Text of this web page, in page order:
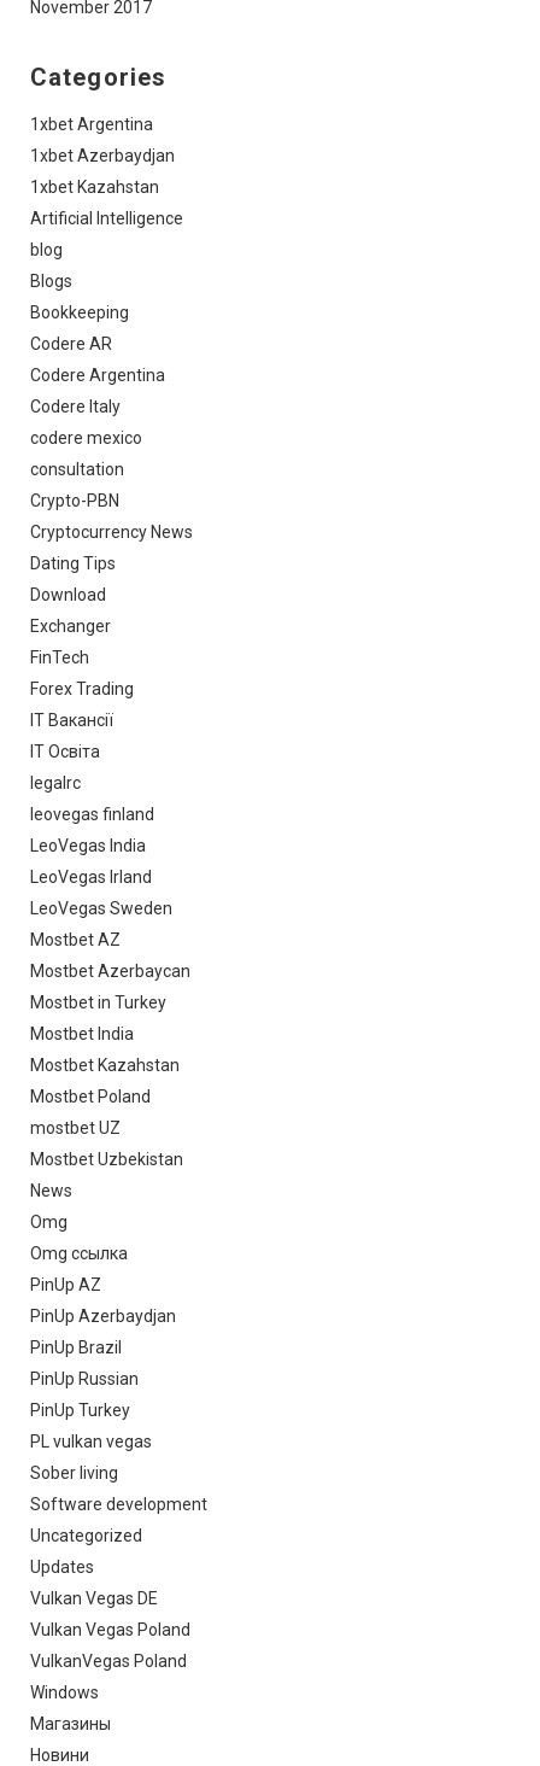
November 2017
Categories
1xbet Argentina
1xbet Azerbaydjan
1xbet Kazahstan
Artificial Intelligence
blog
Blogs
Bookkeeping
Codere AR
Codere Argentina
Codere Italy
codere mexico
consultation
Crypto-PBN
Cryptocurrency News
Dating Tips
Download
Exchanger
FinTech
Forex Trading
IT Вакансії
IT Освіта
legalrc
leovegas finland
LeoVegas India
LeoVegas Irland
LeoVegas Sweden
Mostbet AZ
Mostbet Azerbaycan
Mostbet in Turkey
Mostbet India
Mostbet Kazahstan
Mostbet Poland
mostbet UZ
Mostbet Uzbekistan
News
Omg
Omg ссылка
PinUp AZ
PinUp Azerbaydjan
PinUp Brazil
PinUp Russian
PinUp Turkey
PL vulkan vegas
Sober living
Software development
Uncategorized
Updates
Vulkan Vegas DE
Vulkan Vegas Poland
VulkanVegas Poland
Windows
Магазины
Новини